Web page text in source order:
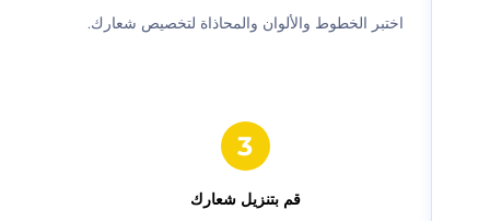
‫اختبر الخطوط والألوان والمحاذاة لتخصيص شعارك.‬
‫قم بتنزيل شعارك‬